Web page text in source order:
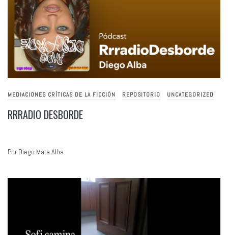
MEDIACIONES CRÍTICAS DE LA FICCIÓN REPOSITORIO UNCATEGORIZED
RRRADIO DESBORDE
Por Diego Mata Alba